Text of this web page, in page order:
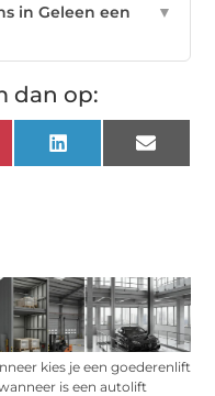
kies je een goederenlift
is een autolift
in Geleen een
▼
dan op:
LinkedIn Email